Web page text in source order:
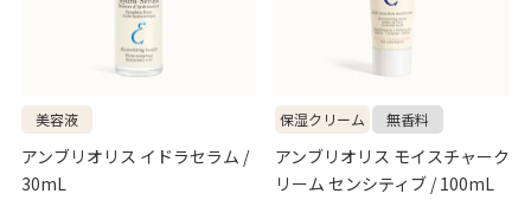
美容液
アンブリオリス イドラセラム /
30mL
保湿クリーム 無香料
アンブリオリス モイスチャーク
リーム センシティブ / 100mL